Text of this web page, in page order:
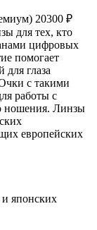
20300 ₽
для тех, кто
цифровых
помогает
глаза
с такими
работы с
ношения. Линзы
европейских
японских